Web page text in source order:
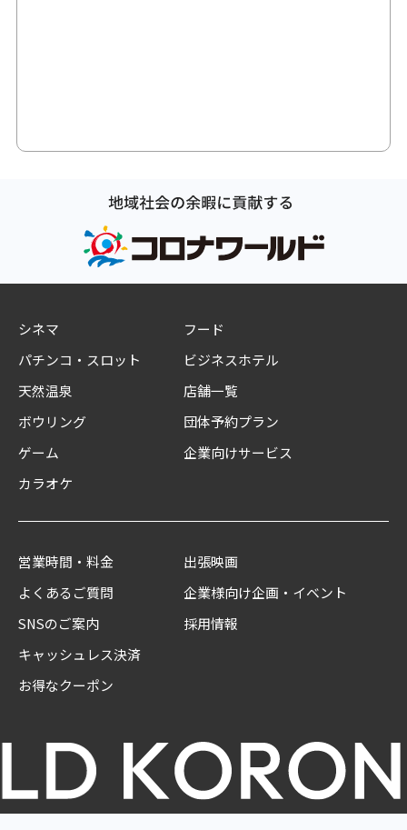
シネマ
パチンコ・スロット
天然温泉
ボウリング
ゲーム
カラオケ
フード
ビジネスホテル
店舗一覧
団体予約プラン
企業向けサービス
営業時間・料金
よくあるご質問
SNSのご案内
キャッシュレス決済
お得なクーポン
出張映画
企業様向け企画・イベント
採用情報